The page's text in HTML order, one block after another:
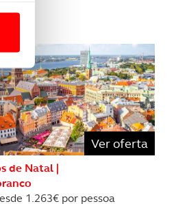
Ver oferta
de Natal |
1.263€ por pessoa